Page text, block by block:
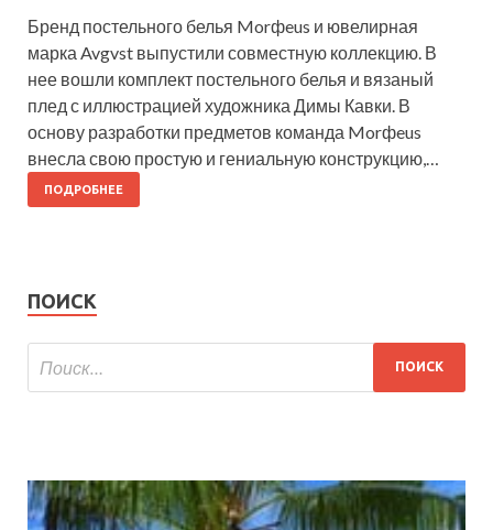
Бренд постельного белья Morфeus и ювелирная
марка Avgvst выпустили совместную коллекцию. В
нее вошли комплект постельного белья и вязаный
плед с иллюстрацией художника Димы Кавки. В
основу разработки предметов команда Morфeus
внесла свою простую и гениальную конструкцию,…
ПОДРОБНЕЕ
ПОИСК